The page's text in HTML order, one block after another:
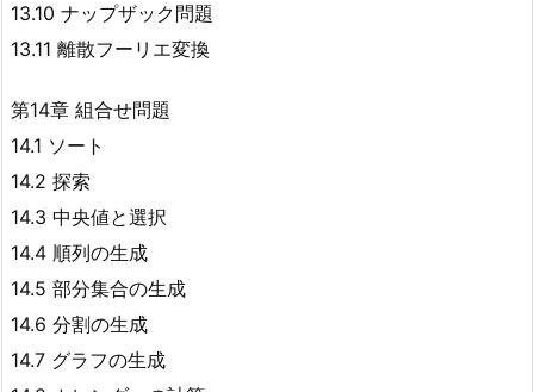
13.10 ナップザック問題
13.11 離散フーリエ変換
第14章 組合せ問題
14.1 ソート
14.2 探索
14.3 中央値と選択
14.4 順列の生成
14.5 部分集合の生成
14.6 分割の生成
14.7 グラフの生成